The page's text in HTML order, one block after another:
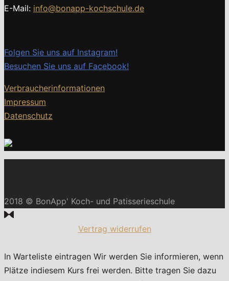
E-Mail: info@bonapp-kochschule.de
Folgen Sie uns auf Instagram!
Besuchen Sie uns auf Facebook!
Verbraucherinformationen
Impressum
Datenschutz
2018 © BonApp' Koch- und Patisserieschule
Vertrag widerrufen
In Warteliste eintragen Wir werden Sie informieren, wenn
Plätze indiesem Kurs frei werden. Bitte tragen Sie dazu